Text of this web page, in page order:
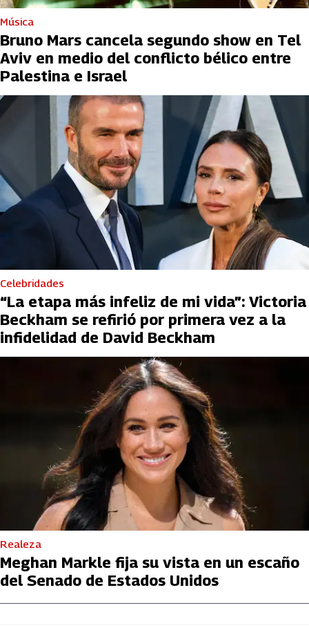
Música
Bruno Mars cancela segundo show en Tel
Aviv en medio del conflicto bélico entre
Palestina e Israel
Celebridades
“La etapa más infeliz de mi vida”: Victoria
Beckham se refirió por primera vez a la
infidelidad de David Beckham
Realeza
Meghan Markle fija su vista en un escaño
del Senado de Estados Unidos